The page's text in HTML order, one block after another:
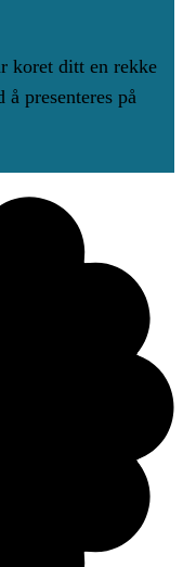
koret ditt en rekke
presenteres på